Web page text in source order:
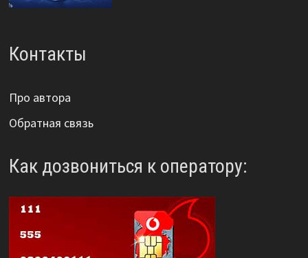
Контакты
Про автора
Обратная связь
Как дозвониться к оператору: